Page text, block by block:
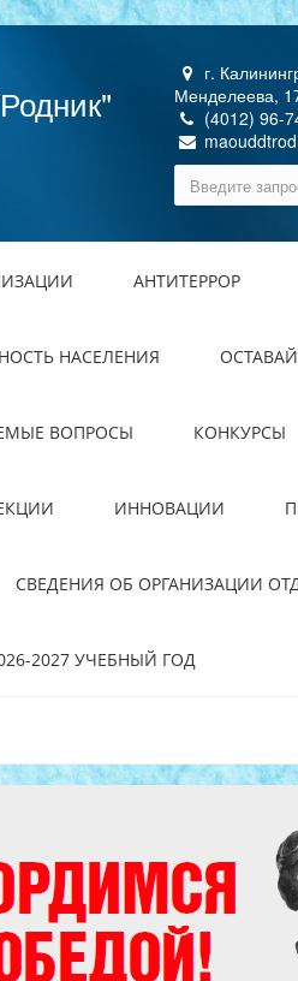
г.
Менделеева,
(4012) 96-
АНТИТЕРРОР
НАСЕЛЕНИЯ
ВОПРОСЫ КОНКУРСЫ
ИННОВАЦИИ
СВЕДЕНИЯ ОБ ОРГАНИЗАЦИИ
2027 УЧЕБНЫЙ ГОД